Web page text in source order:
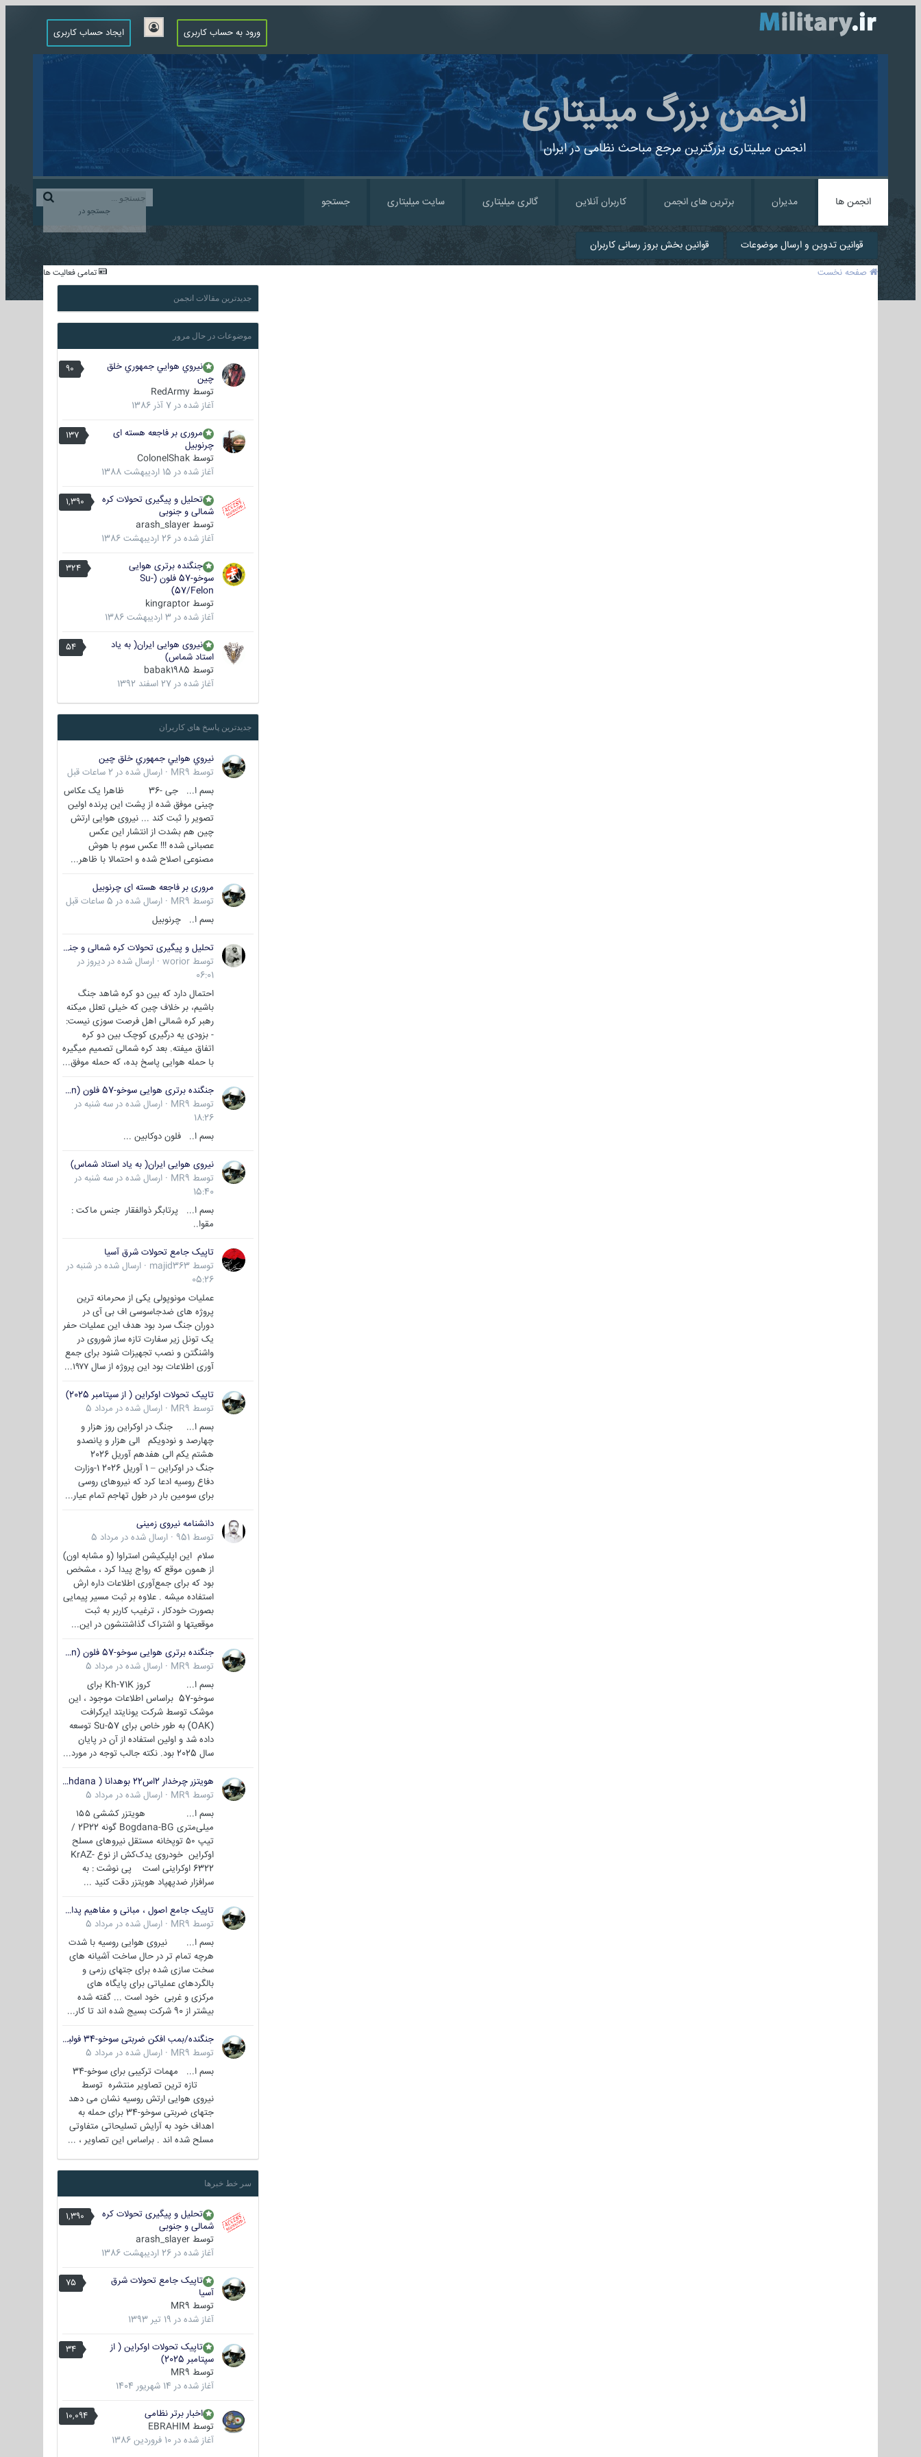
ورود به حساب کاربری ایجاد حساب کاربری
انجمن بزرگ میلیتاری
انجمن میلیتاری بزرگترین مرجع مباحث نظامی در ایران
جستجو در
انجمن ها مدیران برترین های انجمن کاربران آنلاین گالری میلیتاری سایت میلیتاری جستجو
قوانین تدوین و ارسال موضوعات قوانین بخش بروز رسانی کاربران
تمامی فعالیت ها صفحه نخست
جدیدترین مقالات انجمن
موضوعات در حال مرور
90
نيروي هوايي جمهوري خلق
چين
توسط RedArmy
آغاز شده در 7 آذر 1386
137
مروری بر فاجعه هسته ای
چرنوبیل
توسط ColonelShak
آغاز شده در 15 اردیبهشت 1388
1,390
تحلیل و پیگیری تحولات کره
شمالی و جنوبی
توسط arash_slayer
آغاز شده در 26 اردیبهشت 1386
324
جنگنده برتری هوایی
سوخو-57 فلون (Su-
57/Felon)
توسط kingraptor
آغاز شده در 3 اردیبهشت 1386
54
نیروی هوایی ایران( به یاد
استاد شماس)
توسط babak1985
آغاز شده در 27 اسفند 1392
جدیدترین پاسخ های کاربران
نيروي هوايي جمهوري خلق چين
توسط MR9
· ارسال شده در 2 ساعات قبل
بسم ا... جی -36 ظاهرا یک عکاس
چینی موفق شده از پشت این پرنده اولین
تصویر را ثبت کند ... نیروی هوایی ارتش
چین هم بشدت از انتشار این عکس
عصبانی شده !!! عکس سوم با هوش
مصنوعی اصلاح شده و احتمالا با ظاهر...
مروری بر فاجعه هسته ای چرنوبیل
توسط MR9
· ارسال شده در 5 ساعات قبل
بسم ا.. چرنوبیل
تحلیل و پیگیری تحولات کره شمالی و جنوبی
توسط worior
· ارسال شده در دیروز در
06:01
احتمال دارد که بین دو کره شاهد جنگ
باشیم، بر خلاف چین که خیلی تعلل میکنه
رهبر کره شمالی اهل فرصت سوزی نیست:
- بزودی یه درگیری کوچک بین دو کره
اتفاق میفته. بعد کره شمالی تصمیم میگیره
با حمله هوایی پاسخ بده، که حمله موفق...
جنگنده برتری هوایی سوخو-57 فلون (Su-57/Felon)
توسط MR9
· ارسال شده در سه شنبه در
18:26
بسم ا.. فلون دوکابین ...
نیروی هوایی ایران( به یاد استاد شماس)
توسط MR9
· ارسال شده در سه شنبه در
15:40
بسم ا... پرتابگر ذوالفقار جنس ماکت :
مقوا..
تاپیک جامع تحولات شرق آسیا
توسط majid363
· ارسال شده در شنبه در
05:26
عملیات مونوپولی یکی از محرمانه ترین
پروژه های ضدجاسوسی اف بی آی در
دوران جنگ سرد بود هدف این عملیات حفر
یک تونل زیر سفارت تازه ساز شوروی در
واشنگتن و نصب تجهیزات شنود برای جمع
آوری اطلاعات بود این پروژه از سال ۱۹۷۷...
تاپیک تحولات اوکراین ( از سپتامبر 2025)
توسط MR9
· ارسال شده در مرداد 5
بسم ا... جنگ در اوکراین روز هزار و
چهارصد و نودویکم الی هزار و پانصدو
هشتم یکم الی هفدهم آوریل 2026
جنگ در اوکراین – 1 آوریل 2026 1-وزارت
دفاع روسیه ادعا کرد که نیروهای روسی
برای سومین بار در طول تهاجم تمام عیار...
دانشنامه نیروی زمینی
توسط 951
· ارسال شده در مرداد 5
سلام این اپلیکیشن استراوا (و مشابه اون)
از همون موقع که رواج پیدا کرد ، مشخص
بود که برای جمع‌آوری اطلاعات داره ارش
استفاده میشه . علاوه بر ثبت مسیر پیمایی
بصورت خودکار ، ترغیب کاربر به ثبت
موقعیتها و اشتراک‌ گذاشتنشون در این...
جنگنده برتری هوایی سوخو-57 فلون (Su-57/Felon)
توسط MR9
· ارسال شده در مرداد 5
بسم ا... کروز Kh-71K برای
سوخو-57 براساس اطلاعات موجود ، این
موشک توسط شرکت یونایتد ایرکرافت
(OAK) به طور خاص برای Su-57 توسعه
داده شد و اولین استفاده از آن در پایان
سال 2025 بود. نکته جالب توجه در مورد...
هویتزر چرخدار 2اس22 بوهدانا ( wheeled howitzer 2S22 Bohdana )
توسط MR9
· ارسال شده در مرداد 5
بسم ا... هویتزر کششی ۱۵۵
میلی‌متری Bogdana-BG گونه 2P22 /
تیپ ۵۰ توپخانه مستقل نیروهای مسلح
اوکراین خودروی یدک‌کش از نوع KrAZ-
6322 اوکراینی است پی نوشت : به
سرافزار ضدپهپاد هویتزر دقت کنید ...
تاپیک جامع اصول ، مبانی و مفاهیم پدافند غیر عامل
توسط MR9
· ارسال شده در مرداد 5
بسم ا... نیروی هوایی روسیه با شدت
هرچه تمام تر در حال ساخت آشیانه های
سخت سازی شده برای جتهای رزمی و
بالگردهای عملیاتی برای پایگاه های
مرکزی و غربی خود است ... گفته شده
بیشتر از 90 شرکت بسیج شده اند تا کار...
جنگنده/بمب افکن ضربتی سوخو-34 فولبک ( Sukhoi Su-34/Fullback)
توسط MR9
· ارسال شده در مرداد 5
بسم ا... مهمات ترکیبی برای سوخو-34
تازه ترین تصاویر منتشره توسط
نیروی هوایی ارتش روسیه نشان می دهد
جتهای ضربتی سوخو-34 برای حمله به
اهداف خود به آرایش تسلیحاتی متفاوتی
مسلح شده اند . براساس این تصاویر ، ...
سر خط خبرها
1,390
تحلیل و پیگیری تحولات کره
شمالی و جنوبی
توسط arash_slayer
آغاز شده در 26 اردیبهشت 1386
75
تاپیک جامع تحولات شرق
آسیا
توسط MR9
آغاز شده در 19 تیر 1393
34
تاپیک تحولات اوکراین ( از
سپتامبر 2025)
توسط MR9
آغاز شده در 14 شهریور 1404
10,094
اخبار برتر نظامی
توسط EBRAHIM
آغاز شده در 10 فروردین 1386